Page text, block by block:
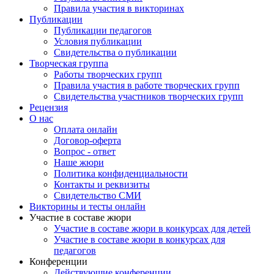
Правила участия в викторинах
Публикации
Публикации педагогов
Условия публикации
Свидетельства о публикации
Творческая группа
Работы творческих групп
Правила участия в работе творческих групп
Свидетельства участников творческих групп
Рецензия
О нас
Оплата онлайн
Договор-оферта
Вопрос - ответ
Наше жюри
Политика конфиденциальности
Контакты и реквизиты
Свидетельство СМИ
Викторины и тесты онлайн
Участие в составе жюри
Участие в составе жюри в конкурсах для детей
Участие в составе жюри в конкурсах для
педагогов
Конференции